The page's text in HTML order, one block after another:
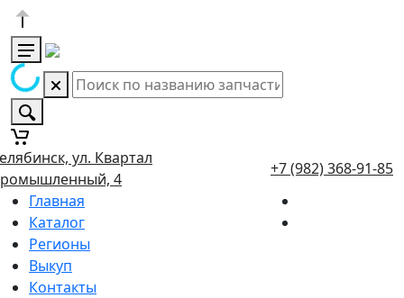
ул. Квартал
4
+7 (982) 368-91-85
Главная
Каталог
Регионы
Выкуп
Контакты